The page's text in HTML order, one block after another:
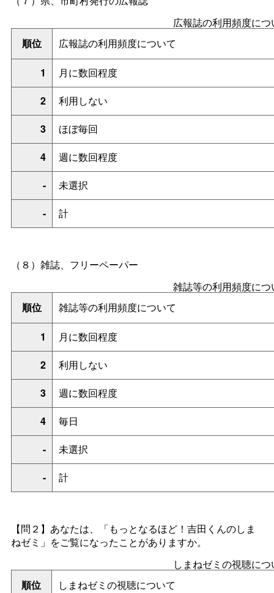
広報誌の利用頻度につ
順位
広報誌の利用頻度について
1
月に数回程度
2
利用しない
3
ほぼ毎回
4
週に数回程度
-
未選択
-
計
（８）雑誌、フリーペーパー
雑誌等の利用頻度につ
順位
雑誌等の利用頻度について
1
月に数回程度
2
利用しない
3
週に数回程度
4
毎日
-
未選択
-
計
【問２】あなたは、「もっとなるほど！吉田くんのしま
ねゼミ」をご覧になったことがありますか。
しまねゼミの視聴に
順位
しまねゼミの視聴について